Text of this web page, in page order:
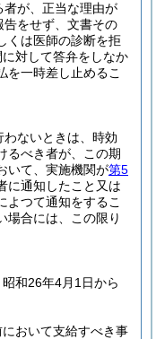
が、正当な理由が
告をせず、文書その
くは医師の診断を拒
対して答弁をしなか
を一時差し止めるこ
ないときは、時効
るべき者が、この期
いて、実施機関が第5
に通知したこと又は
よつて通知をするこ
場合には、この限り
和26年4月1日から
おいて支給すべき事